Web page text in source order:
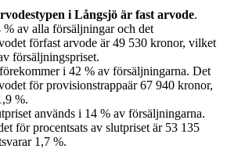
i Långsjö är fast arvode.
% av alla försäljningar och det
förfast arvode är 49 530 kronor, vilket
försäljningspriset.
förekommer i 42 % av försäljningarna. Det
för provisionstrappaär 67 940 kronor,
%.
används i 14 % av försäljningarna.
för procentsats av slutpriset är 53 135
1,7 %.